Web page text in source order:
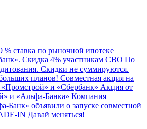
% ставка по рыночной ипотеке
Скидка 4% участникам СВО По
Скидки не суммируются.
планов! Совместная акция на
и «Сбербанк» Акция от
и «Альфа‑Банка» Компания
объявили о запуске совместной
IN Давай меняться!